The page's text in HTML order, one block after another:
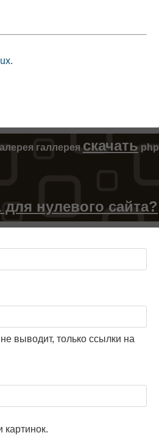
галлерея скачать php
нулевого сайта?
выводит, только ссылки на
картинок.